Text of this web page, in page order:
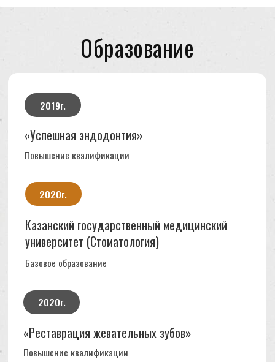
Дипломы и сертификаты врача:
Отзывы о Ибрагимове
Джихангире Ибрагимовиче
+7 917 26XXXXX
Это было самое идеальное решение этого